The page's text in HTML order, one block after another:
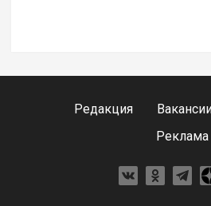
Редакция
Реклама